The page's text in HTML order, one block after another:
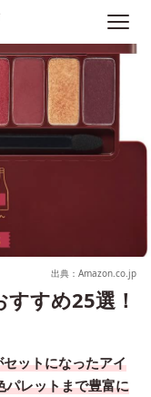
出典：Amazon.co.jp
すめ25選！
ットになったアイ
パレットまで豊富に